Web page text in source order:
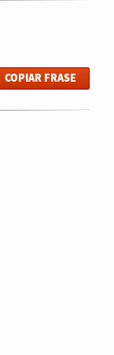
COPIAR FRASE